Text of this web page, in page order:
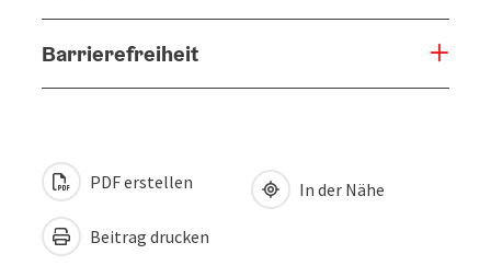
Barrierefreiheit
PDF erstellen
Beitrag drucken
In der Nähe